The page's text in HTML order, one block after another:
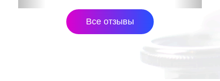
Все отзывы